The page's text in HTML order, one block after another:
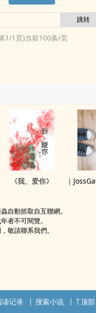
1/1页)当前100条/页
《我、爱你》
自動抓取自互聯網。
者不可閱覽。
敬請聯系我們。
读记录 搜索小说 顶部